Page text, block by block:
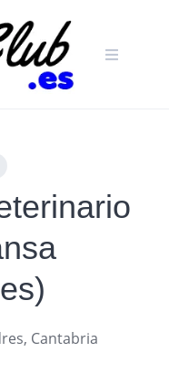
Cantabria